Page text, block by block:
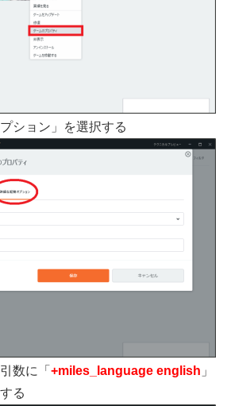
ション」を選択する
数に「+miles_language english 」
る